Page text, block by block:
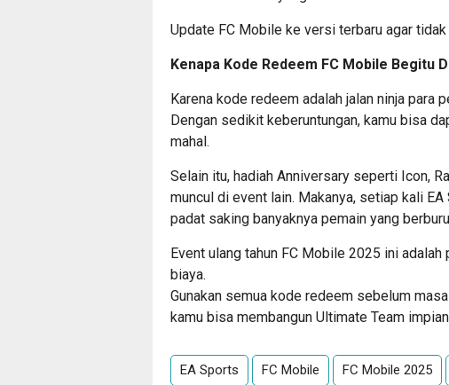
Update FC Mobile ke versi terbaru agar
Kenapa Kode Redeem FC Mobile Begitu
Karena kode redeem adalah jalan ninja para
Dengan sedikit keberuntungan, kamu bisa
mahal.
Selain itu, hadiah Anniversary seperti Icon,
muncul di event lain. Makanya, setiap kali
padat saking banyaknya pemain yang
Event ulang tahun FC Mobile 2025 ini
biaya.
Gunakan semua kode redeem sebelum
kamu bisa membangun Ultimate Team
EA Sports FC Mobile FC Mobile 2025